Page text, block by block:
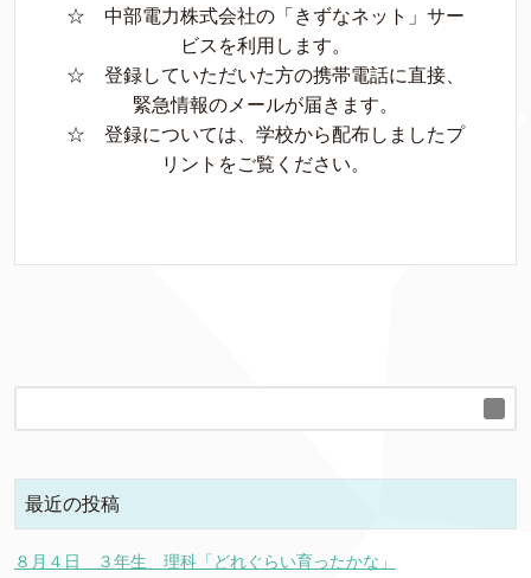
☆ 中部電力株式会社の「きずなネット」サー
ビスを利用します。
☆ 登録していただいた方の携帯電話に直接、
緊急情報のメールが届きます。
☆ 登録については、学校から配布しましたプ
リントをご覧ください。
最近の投稿
８月４日 ３年生 理科「どれぐらい育ったかな」